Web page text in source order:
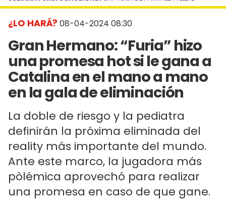
¿LO HARÁ? 08-04-2024 08:30
Gran Hermano: “Furia” hizo
una promesa hot si le gana a
Catalina en el mano a mano
en la gala de eliminación
La doble de riesgo y la pediatra
definirán la próxima eliminada del
reality más importante del mundo.
Ante este marco, la jugadora más
pòlémica aprovechó para realizar
una promesa en caso de que gane.